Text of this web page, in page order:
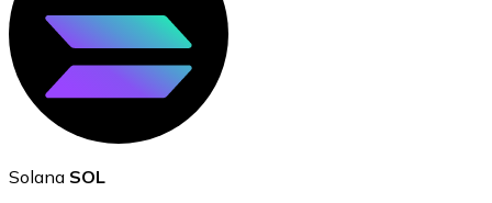
USD Coin
USDC
Solana SOL